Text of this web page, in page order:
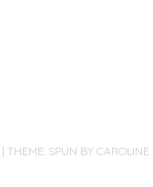
THEME: SPUN BY CAROLINE